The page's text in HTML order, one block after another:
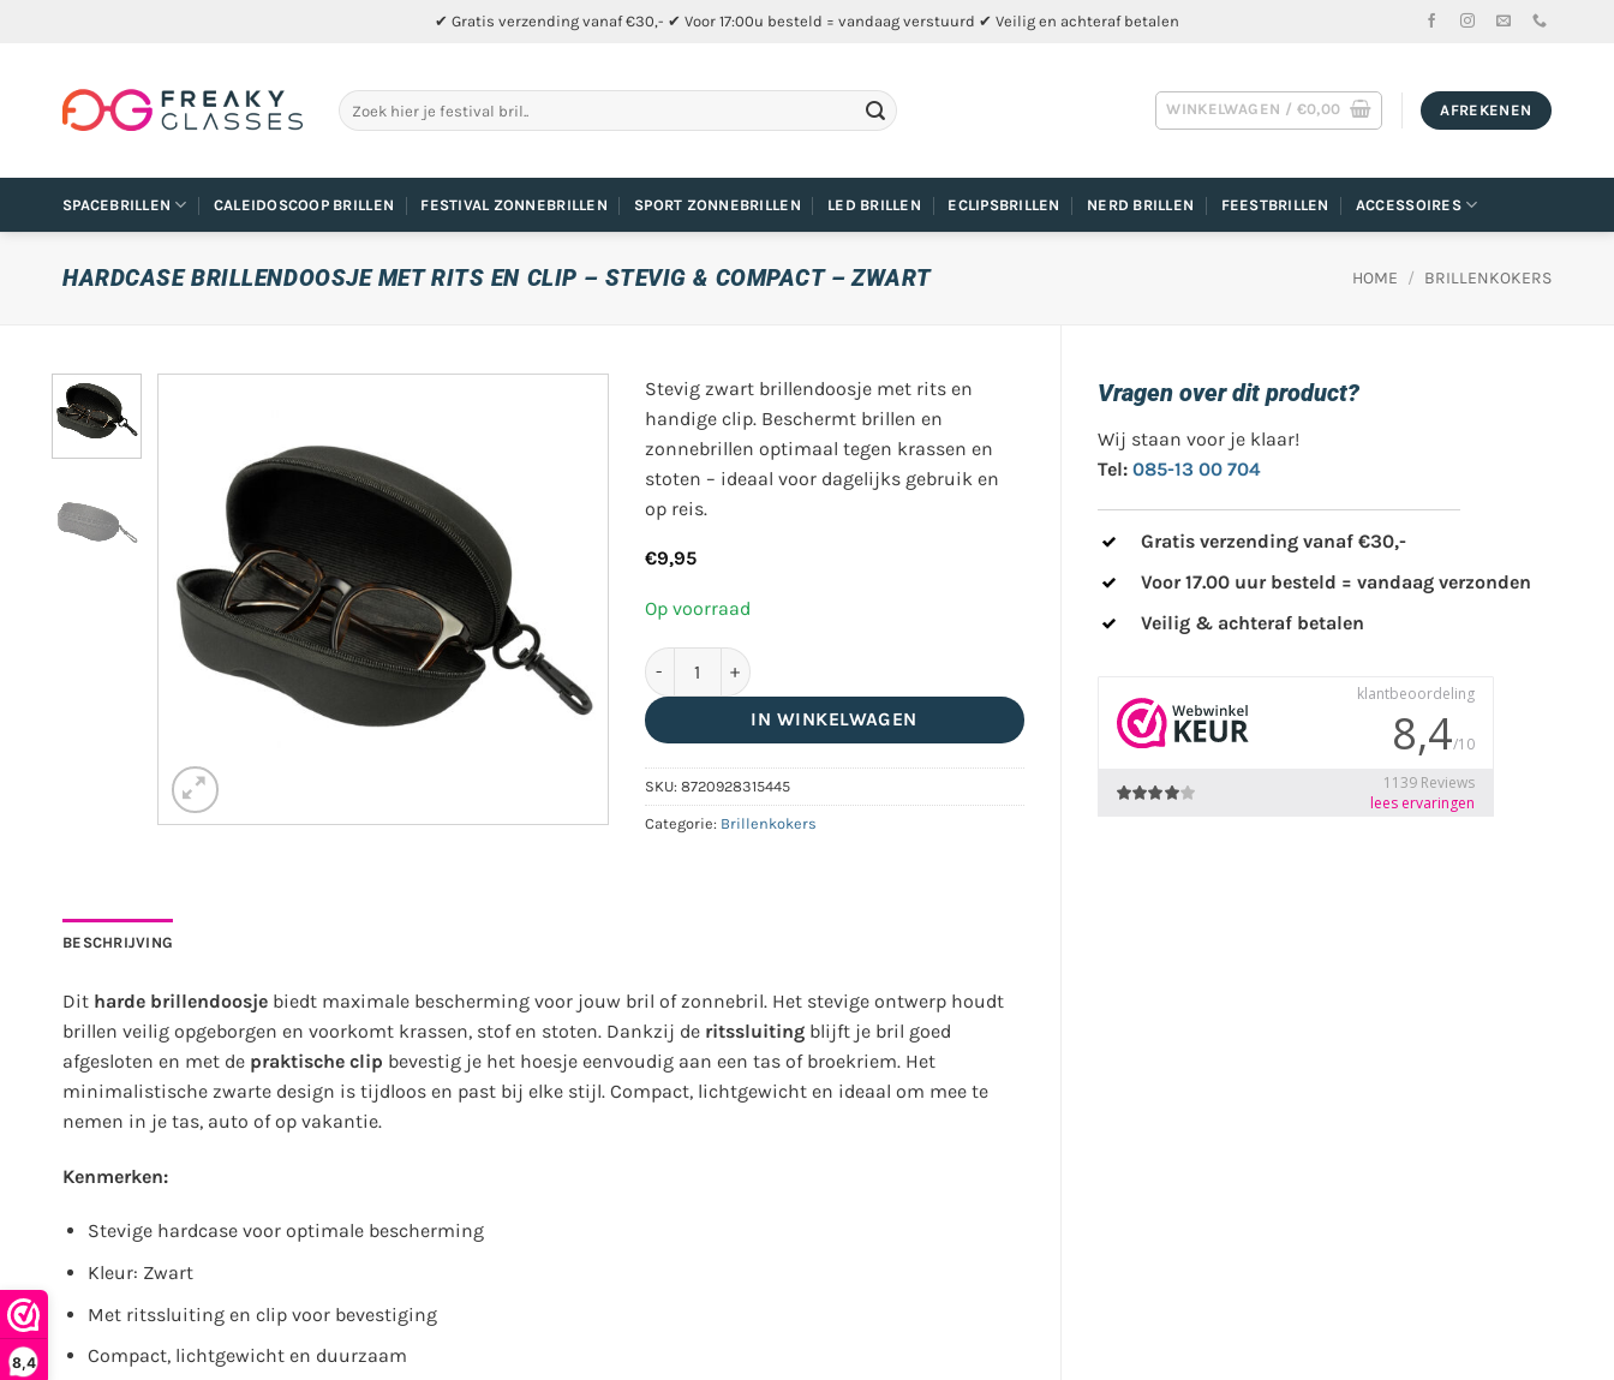
8,4
✔ Gratis verzending vanaf €30,- ✔ Voor 17:00u besteld = vandaag verstuurd ✔ Veilig en achteraf betalen
Zoeken
naar:
WINKELWAGEN / €0,00 AFREKENEN
SPACEBRILLEN CALEIDOSCOOP BRILLEN FESTIVAL ZONNEBRILLEN SPORT ZONNEBRILLEN LED BRILLEN ECLIPSBRILLEN NERD BRILLEN FEESTBRILLEN ACCESSOIRES
HARDCASE BRILLENDOOSJE MET RITS EN CLIP – STEVIG & COMPACT – ZWART HOME / BRILLENKOKERS
Stevig zwart brillendoosje met rits en
handige clip. Beschermt brillen en
zonnebrillen optimaal tegen krassen en
stoten – ideaal voor dagelijks gebruik en
op reis.
€9,95
Op voorraad
Hardcase Brillendoosje met Rits en Clip – Stevig & Compact – Zwart aantal
IN WINKELWAGEN
SKU: 8720928315445
Categorie: Brillenkokers
BESCHRIJVING
Dit harde brillendoosje biedt maximale bescherming voor jouw bril of zonnebril. Het stevige ontwerp houdt
brillen veilig opgeborgen en voorkomt krassen, stof en stoten. Dankzij de ritssluiting blijft je bril goed
afgesloten en met de praktische clip bevestig je het hoesje eenvoudig aan een tas of broekriem. Het
minimalistische zwarte design is tijdloos en past bij elke stijl. Compact, lichtgewicht en ideaal om mee te
nemen in je tas, auto of op vakantie.
Kenmerken:
Stevige hardcase voor optimale bescherming
Kleur: Zwart
Met ritssluiting en clip voor bevestiging
Compact, lichtgewicht en duurzaam
Vragen over dit product?
Wij staan voor je klaar!
Tel: 085-13 00 704
Gratis verzending vanaf €30,-
Voor 17.00 uur besteld = vandaag verzonden
Veilig & achteraf betalen